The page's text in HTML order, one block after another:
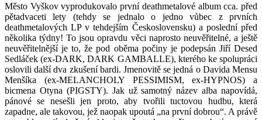
Město Vyškov vyprodukovalo první deathmetalové album cca. před
pětadvaceti lety (tehdy se jednalo o jedno vůbec z prvních
deathmetalových LP v tehdejším Československu) a poslední před
několika týdny! To jsou opravdu věci naprosto neuvěřitelné, a ještě
neuvěřitelnější je to, že pod oběma počiny je podepsán Jiří Desed
Sedláček (ex-DARK, DARK GAMBALLE), kterého ke spolupráci
oslovili další dva zkušení bardi. Jmenovitě se jedná o Davida Mensu
Menšíka (ex-MELANCHOLY PESSIMISM, ex-HYPNOS) a
bicmena Otyna (PIGSTY). Jak už samotný název alba napovídá,
pánové se nesešli jen proto, aby tvořili tuctovou hudbu, která
zapadne, ale takovou, jež naopak upoutá „na první dobrou“. A právě